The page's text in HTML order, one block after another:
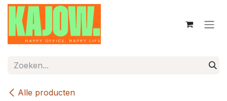
Overslaan naar inhoud
Alle producten